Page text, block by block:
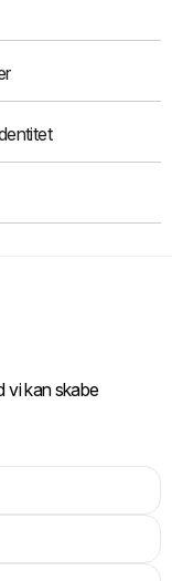
vi kan skabe